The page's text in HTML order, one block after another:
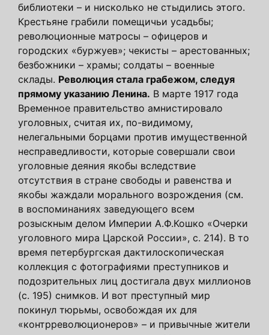
библиотеки – и нисколько не стыдились этого.
Крестьяне грабили помещичьи усадьбы;
революционные матросы – офицеров и
городских «буржуев»; чекисты – арестованных;
безбожники – храмы; солдаты – военные
склады. Революция стала грабежом, следуя
прямому указанию Ленина. В марте 1917 года
Временное правительство амнистировало
уголовных, считая их, по-видимому,
нелегальными борцами против имущественной
несправедливости, которые совершали свои
уголовные деяния якобы вследствие
отсутствия в стране свободы и равенства и
якобы жаждали морального возрождения (см.
в воспоминаниях заведующего всем
розыскным делом Империи А.Ф.Кошко «Очерки
уголовного мира Царской России», с. 214). В то
время петербургская дактилоскопическая
коллекция с фотографиями преступников и
подозрительных лиц достигала двух миллионов
(с. 195) снимков. И вот преступный мир
покинул тюрьмы, освобождая их для
«контрреволюционеров» – и привычные жители